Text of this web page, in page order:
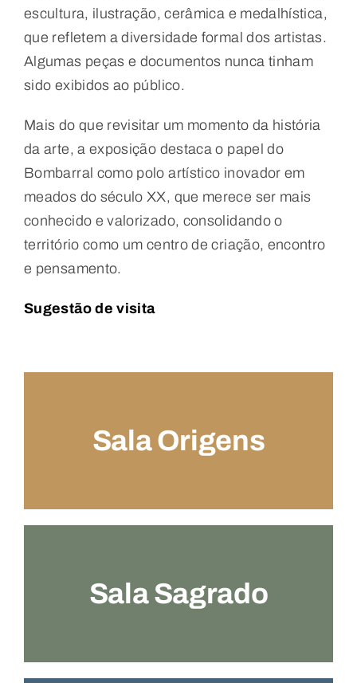
escultura, ilustração, cerâmica e medalhística,
que refletem a diversidade formal dos artistas.
Algumas peças e documentos nunca tinham
sido exibidos ao público.
Mais do que revisitar um momento da história
da arte, a exposição destaca o papel do
Bombarral como polo artístico inovador em
meados do século XX, que merece ser mais
conhecido e valorizado, consolidando o
território como um centro de criação, encontro
e pensamento.
Sugestão de visita
Sala Origens
Sala Sagrado